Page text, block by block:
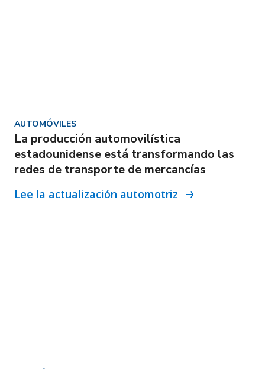
AUTOMÓVILES
La producción automovilística
estadounidense está transformando las
redes de transporte de mercancías
Lee la actualización automotriz